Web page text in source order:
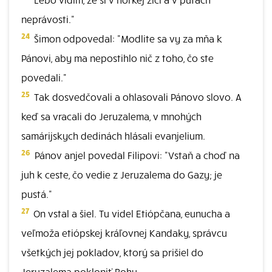
neprávosti."
24 Šimon odpovedal: "Modlite sa vy za mňa k
Pánovi, aby ma nepostihlo nič z toho, čo ste
povedali."
25 Tak dosvedčovali a ohlasovali Pánovo slovo. A
keď sa vracali do Jeruzalema, v mnohých
samárijskych dedinách hlásali evanjelium.
26 Pánov anjel povedal Filipovi: "Vstaň a choď na
juh k ceste, čo vedie z Jeruzalema do Gazy; je
pustá."
27 On vstal a šiel. Tu videl Etiópčana, eunucha a
veľmoža etiópskej kráľovnej Kandaky, správcu
všetkých jej pokladov, ktorý sa prišiel do